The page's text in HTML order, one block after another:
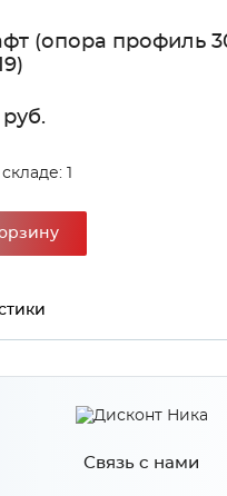
(опора профиль
руб.
1
440
830
550
Связь с нами